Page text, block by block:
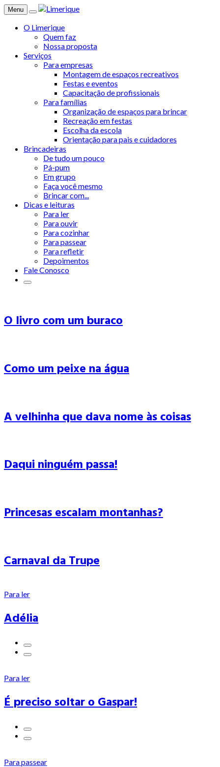
Menu
O Limerique
Quem faz
Nossa proposta
Serviços
Para empresas
Montagem de espaços recreativos
Festas e eventos
Capacitação de profissionais
Para famílias
Organização de espaços para brincar
Recreação em festas
Escolha da escola
Orientação para pais e cuidadores
Brincadeiras
De tudo um pouco
Pá-pum
Em grupo
Faça você mesmo
Brincar com...
Dicas e leituras
Para ler
Para ouvir
Para cozinhar
Para passear
Para refletir
Depoimentos
Fale Conosco
O livro com um buraco
Como um peixe na água
A velhinha que dava nome às coisas
Daqui ninguém passa!
Princesas escalam montanhas?
Carnaval da Trupe
Para ler
Adélia
Para ler
É preciso soltar o Gaspar!
Para passear